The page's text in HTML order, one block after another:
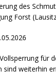
des
Forst
für
weiterhin